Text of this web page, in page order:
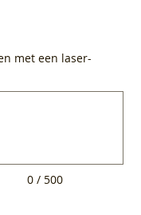
met een laser-
0 / 500